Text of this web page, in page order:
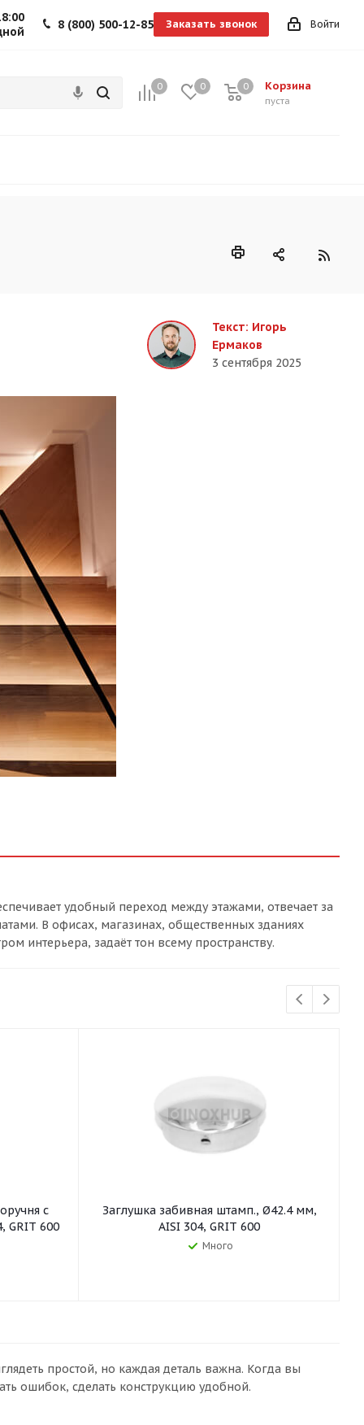
Войти
8 (800) 500-12-85 Заказать звонок
0 0 Корзина
0
пуста
0
Текст: Игорь
Ермаков
3 сентября 2025
удобный переход между этажами, отвечает за
В офисах, магазинах, общественных зданиях
интерьера, задаёт тон всему пространству.
с
GRIT 600
Заглушка забивная штамп., Ø42.4 мм,
AISI 304, GRIT 600
Много
простой, но каждая деталь важна. Когда вы
ошибок, сделать конструкцию удобной.